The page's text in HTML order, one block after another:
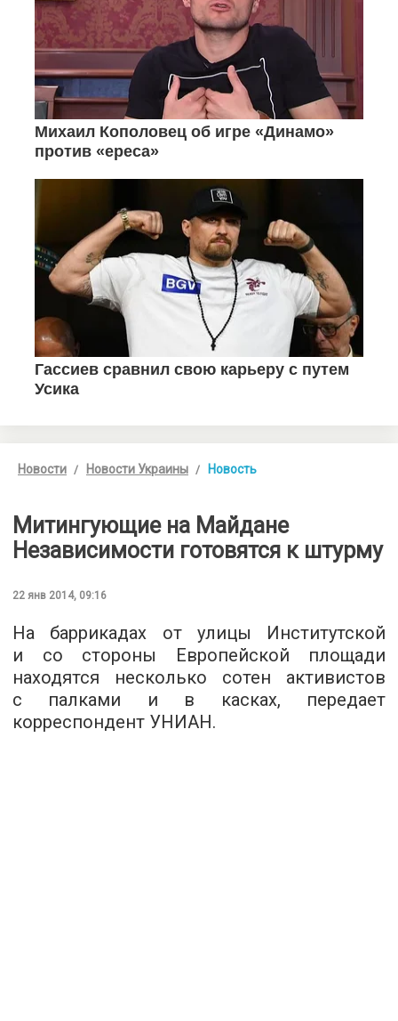
Новости Новости Украины Новость
Митингующие на Майдане
Независимости готовятся к штурму
22 янв 2014, 09:16
На баррикадах от улицы Институтской
и со стороны Европейской площади
находятся несколько сотен активистов
с палками и в касках, передает
корреспондент УНИАН.